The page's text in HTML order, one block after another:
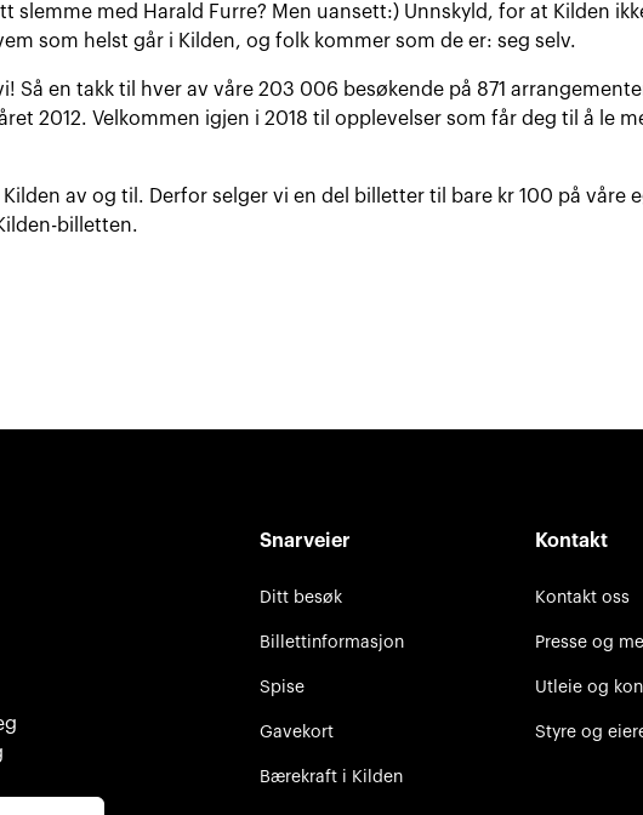
slemme med Harald Furre? Men uansett:) Unnskyld, for at Kilden
som helst går i Kilden, og folk kommer som de er: seg selv.
Så en takk til hver av våre 203 006 besøkende på 871
2012. Velkommen igjen i 2018 til opplevelser som får deg til å le
Kilden av og til. Derfor selger vi en del billetter til bare kr 100 på våre
billetten.
Snarveier
Ditt besøk
Billettinformasjon
Spise
Gavekort
Bærekraft i Kilden
Kontakt
Kontakt oss
Presse og
Utleie og
Styre og